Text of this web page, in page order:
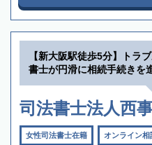
【新大阪駅徒歩5分】トラ
書士が円滑に相続手続きを
司法書士法人西
女性司法書士在籍 オンライン相